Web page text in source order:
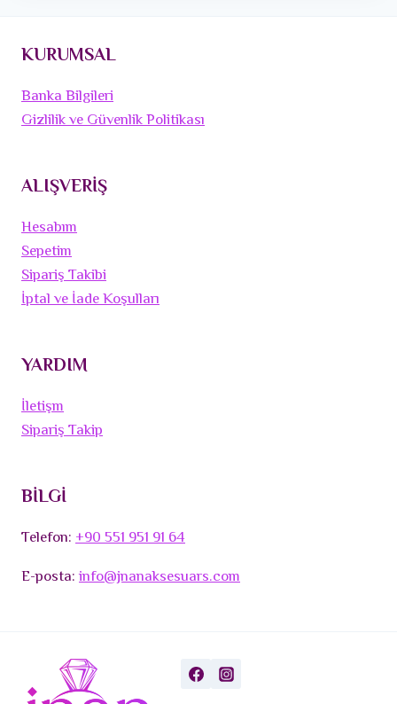
KURUMSAL
Banka Bilgileri
Gizlilik ve Güvenlik Politikası
ALIŞVERİŞ
Hesabım
Sepetim
Sipariş Takibi
İptal ve İade Koşulları
YARDIM
İletişm
Sipariş Takip
BİLGİ
Telefon:+90 551 951 91 64
E-posta:info@jnanaksesuars.com